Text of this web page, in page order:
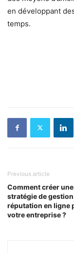
en développant
temps.
Previous article
Comment créer une
stratégie de gestion
réputation en ligne
votre entreprise ?